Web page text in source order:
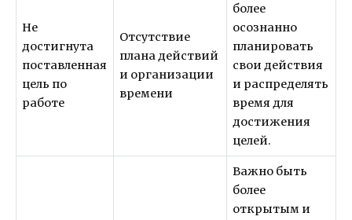
Не
достигнута
поставленная
цель по
работе
Отсутствие
плана действий
и организации
времени
более
осознанно
планировать
свои действия
и распределять
время для
достижения
целей.
Важно быть
более
открытым и